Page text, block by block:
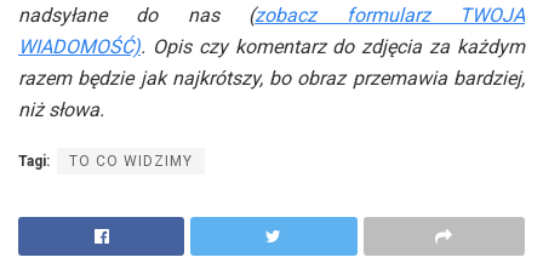
nadsyłane do nas (zobacz formularz TWOJA
WIADOMOŚĆ). Opis czy komentarz do zdjęcia za każdym
razem będzie jak najkrótszy, bo obraz przemawia bardziej,
niż słowa.
Tagi: TO CO WIDZIMY